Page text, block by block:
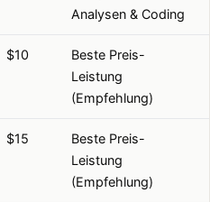
Analysen & Coding
$10
Beste Preis-
Leistung
(Empfehlung)
$15
Beste Preis-
Leistung
(Empfehlung)